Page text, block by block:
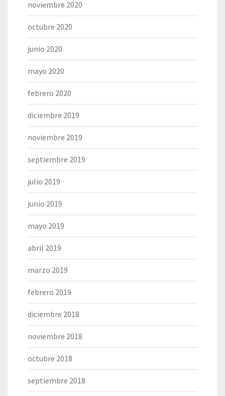
noviembre 2020
octubre 2020
junio 2020
mayo 2020
febrero 2020
diciembre 2019
noviembre 2019
septiembre 2019
julio 2019
junio 2019
mayo 2019
abril 2019
marzo 2019
febrero 2019
diciembre 2018
noviembre 2018
octubre 2018
septiembre 2018